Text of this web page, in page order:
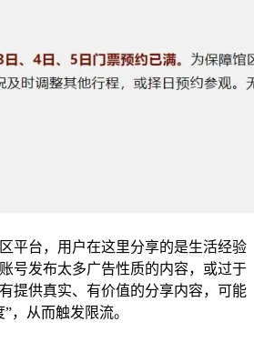
平台，用户在这里分享的是生活经验
号发布太多广告性质的内容，或过于
提供真实、有价值的分享内容，可能
，从而触发限流。